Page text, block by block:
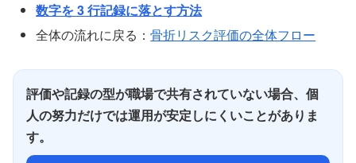
数字を 3 行記録に落とす方法
全体の流れに戻る：骨折リスク評価の全体フロー
評価や記録の型が職場で共有されていない場合、個
人の努力だけでは運用が安定しにくいことがありま
す。